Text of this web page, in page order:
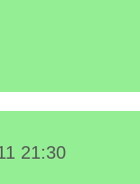
21:30